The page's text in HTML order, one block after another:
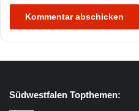
Südwestfalen Topthemen: